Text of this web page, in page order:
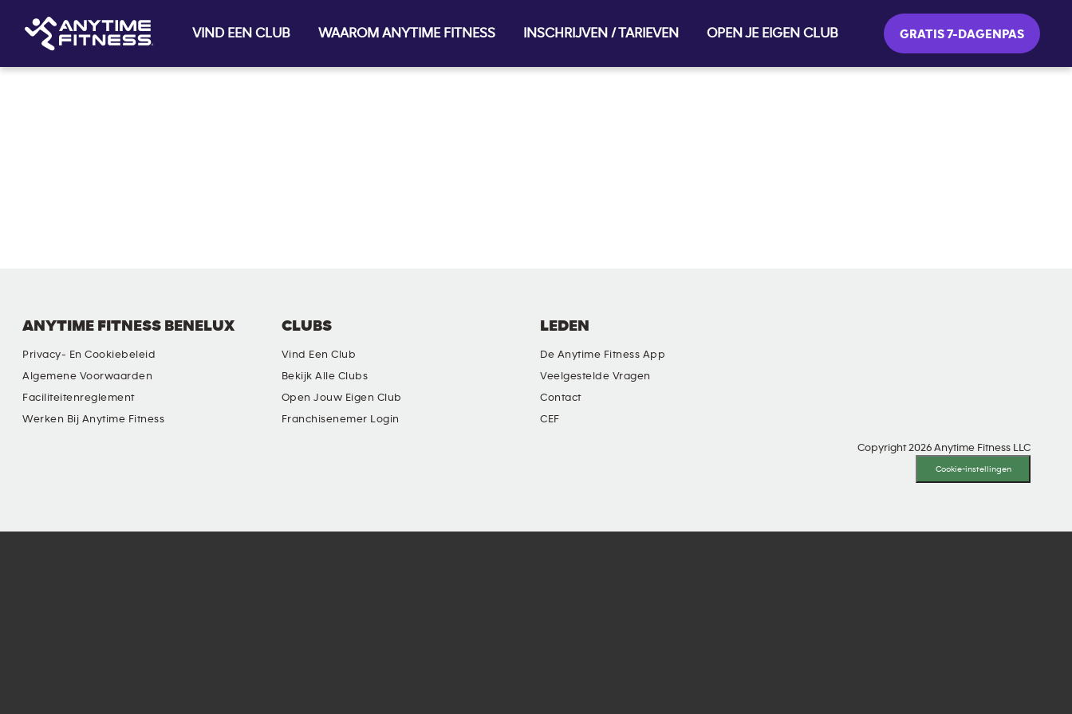
VIND EEN CLUB WAAROM ANYTIME FITNESS INSCHRIJVEN / TARIEVEN OPEN JE EIGEN CLUB GRATIS 7-DAGENPAS
ANYTIME FITNESS BENELUX
Privacy- En Cookiebeleid
Algemene Voorwaarden
Faciliteitenreglement
Werken Bij Anytime Fitness
CLUBS
Vind Een Club
Bekijk Alle Clubs
Open Jouw Eigen Club
Franchisenemer Login
LEDEN
De Anytime Fitness App
Veelgestelde Vragen
Contact
CEF
Copyright 2026 Anytime Fitness LLC
Cookie-instellingen